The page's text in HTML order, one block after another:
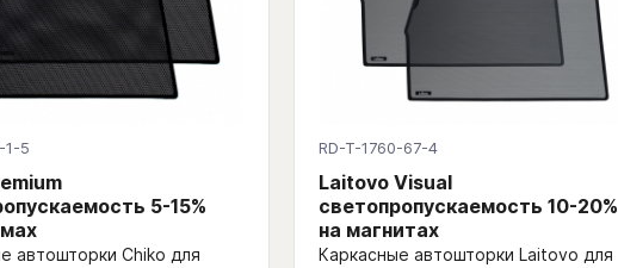
1-5
5-15%
автошторки Chiko для
RD-T-1760-67-4
Laitovo Visual
светопропускаемость 10-20%
на магнитах
Каркасные автошторки Laitovo для